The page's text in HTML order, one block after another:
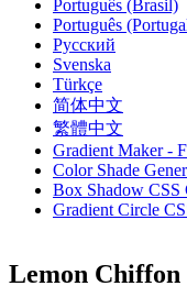
Português (Brasil)
Português
Русский
Svenska
Türkçe
简体中文
繁體中文
Gradient Maker -
Color Shade
Box Shadow CSS
Gradient Circle
Lemon Chiffon